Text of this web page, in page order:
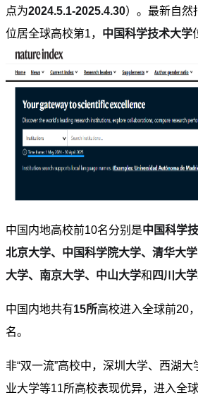
点为2024.5.1-2025.4.30）。最新自然
位居全球高校第1， 中国科学技术大学
中国内地高校前10名分别是中国科学
北京大学、中国科学院大学、清华大
大学、南京大学、中山大学和 四川大学
中国内地共有15所高校进入全球前20，
名。
非“双一流”高校中， 深圳大学、 西湖大
业大学等11所高校表现优异，进入全